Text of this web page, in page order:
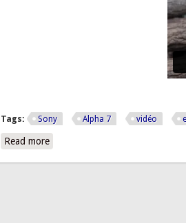
Tags: Sony Alpha 7 vidéo
Read moreabout Quelques vidéos